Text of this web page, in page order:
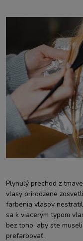
Plynulý prechod z
vlasy prirodzene
farbenia vlasov
sa k viacerým typom
bez toho, aby ste
prefarbovať.